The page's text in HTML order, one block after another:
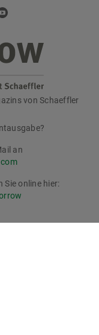
von Schaeffler
an
Sie online hier: